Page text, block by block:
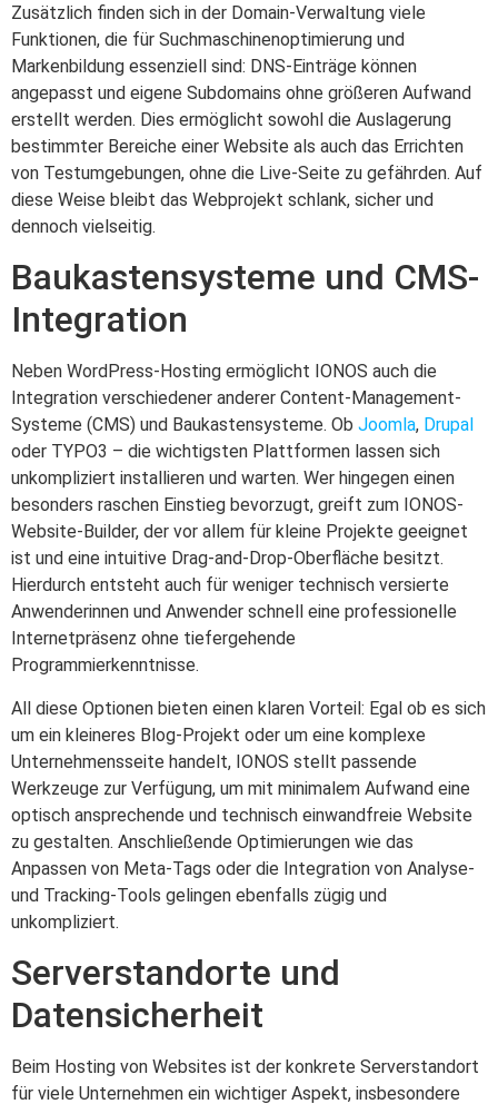
Zusätzlich finden sich in der Domain-Verwaltung viele
Funktionen, die für Suchmaschinenoptimierung und
Markenbildung essenziell sind: DNS-Einträge können
angepasst und eigene Subdomains ohne größeren Aufwand
erstellt werden. Dies ermöglicht sowohl die Auslagerung
bestimmter Bereiche einer Website als auch das Errichten
von Testumgebungen, ohne die Live-Seite zu gefährden. Auf
diese Weise bleibt das Webprojekt schlank, sicher und
dennoch vielseitig.
Baukastensysteme und CMS-
Integration
Neben WordPress-Hosting ermöglicht IONOS auch die
Integration verschiedener anderer Content-Management-
Systeme (CMS) und Baukastensysteme. Ob Joomla, Drupal
oder TYPO3 – die wichtigsten Plattformen lassen sich
unkompliziert installieren und warten. Wer hingegen einen
besonders raschen Einstieg bevorzugt, greift zum IONOS-
Website-Builder, der vor allem für kleine Projekte geeignet
ist und eine intuitive Drag-and-Drop-Oberfläche besitzt.
Hierdurch entsteht auch für weniger technisch versierte
Anwenderinnen und Anwender schnell eine professionelle
Internetpräsenz ohne tiefergehende
Programmierkenntnisse.
All diese Optionen bieten einen klaren Vorteil: Egal ob es sich
um ein kleineres Blog-Projekt oder um eine komplexe
Unternehmensseite handelt, IONOS stellt passende
Werkzeuge zur Verfügung, um mit minimalem Aufwand eine
optisch ansprechende und technisch einwandfreie Website
zu gestalten. Anschließende Optimierungen wie das
Anpassen von Meta-Tags oder die Integration von Analyse-
und Tracking-Tools gelingen ebenfalls zügig und
unkompliziert.
Serverstandorte und
Datensicherheit
Beim Hosting von Websites ist der konkrete Serverstandort
für viele Unternehmen ein wichtiger Aspekt, insbesondere